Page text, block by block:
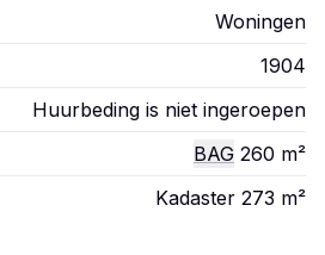
Woningen
1904
Huurbeding is niet ingeroepen
BAG 260 m²
Kadaster 273 m²